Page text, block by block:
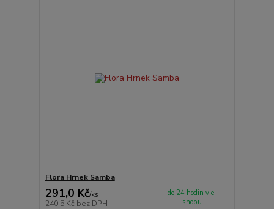
Flora Hrnek Samba
291,0 Kč/ks
240,5 Kč bez DPH
do 24 hodin v e-
shopu